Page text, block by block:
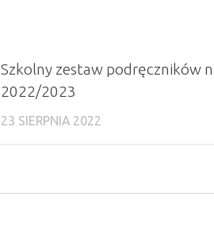
Szkolny zestaw podręczników
2022/2023
23 SIERPNIA 2022